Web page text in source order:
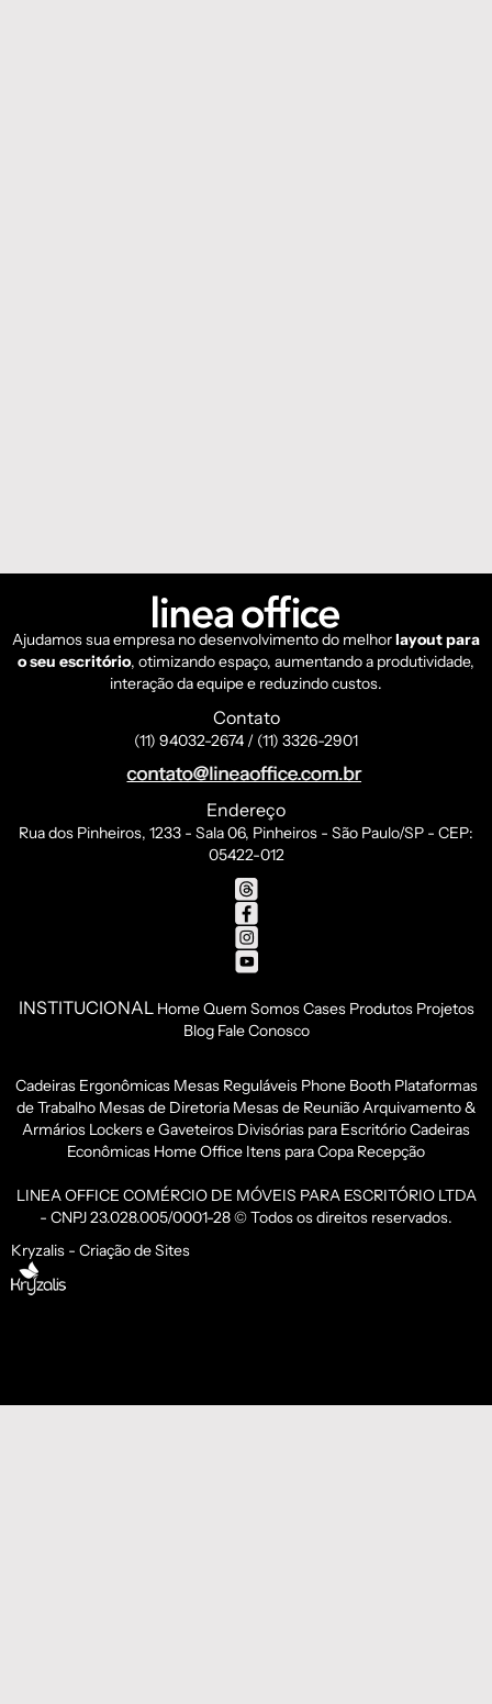
Ajudamos sua empresa no desenvolvimento do melhorlayout para
o seu escritório, otimizando espaço, aumentando a produtividade,
interação da equipe e reduzindo custos.
Contato
(11) 94032-2674 / (11) 3326-2901
Endereço
Rua dos Pinheiros, 1233 - Sala 06, Pinheiros - São Paulo/SP - CEP:
05422-012
INSTITUCIONAL HomeQuem SomosCases Produtos Projetos
Blog Fale Conosco
Cadeiras Ergonômicas Mesas Reguláveis Phone Booth Plataformas
de Trabalho Mesas de Diretoria Mesas de ReuniãoArquivamento &
Armários Lockers e Gaveteiros Divisórias para EscritórioCadeiras
Econômicas Home Office Itens para Copa Recepção
LINEA OFFICE COMÉRCIO DE MÓVEIS PARA ESCRITÓRIO LTDA
- CNPJ 23.028.005/0001-28 © Todos os direitos reservados.
Kryzalis - Criação de Sites